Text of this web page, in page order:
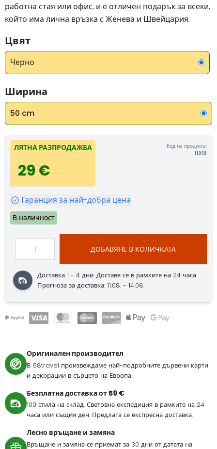
работна стая или офис, и е отличен подарък за всеки,
който има лична връзка с Женева и Швейцария.
Цвят
Черно
Ширина
50 cm
ЛЯТНА РАЗПРОДАЖБА
29 €
Код на продукта:
11212
Гаранция за най-добра цена
В наличност
ДОБАВЯНЕ В КОЛИЧКАТА
Доставка 1 - 4 дни.Доставя се в рамките на 24 часа.
Прогноза за доставка: 11.08. - 14.08.
Оригинален производител
В 68travel произвеждаме най-подробните дървени карти
и декорации в сърцето на Европа.
Безплатна доставка от 59 €
100 стила на склад. Световна експедиция в рамките на 24
часа или същия ден. Предлага се експресна доставка.
Лесно връщане и замяна
Връщане и замяна се приемат за 30 дни от датата на